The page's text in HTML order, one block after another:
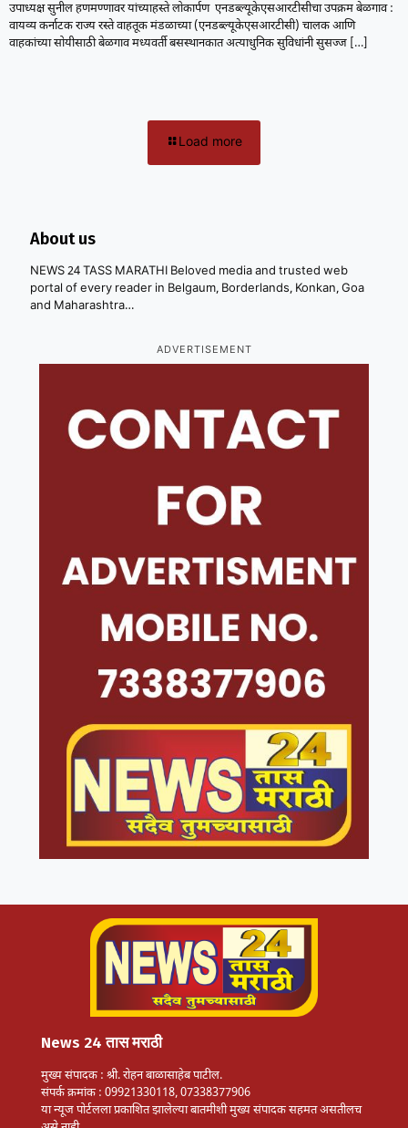
उपाध्यक्ष सुनील हणमण्णावर यांच्याहस्ते लोकार्पण एनडब्ल्यूकेएसआरटीसीचा उपक्रम बेळगाव :
वायव्य कर्नाटक राज्य रस्ते वाहतूक मंडळाच्या (एनडब्ल्यूकेएसआरटीसी) चालक आणि
वाहकांच्या सोयीसाठी बेळगाव मध्यवर्ती बसस्थानकात अत्याधुनिक सुविधांनी सुसज्ज […]
Load more
About us
NEWS 24 TASS MARATHI Beloved media and trusted web
portal of every reader in Belgaum, Borderlands, Konkan, Goa
and Maharashtra…
ADVERTISEMENT
News 24 तास मराठी
मुख्य संपादक : श्री. रोहन बाळासाहेब पाटील.
संपर्क क्रमांक : 09921330118, 07338377906
या न्यूज पोर्टलला प्रकाशित झालेल्या बातमीशी मुख्य संपादक सहमत असतीलच